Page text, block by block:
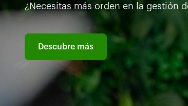
¿Necesitas más orden en la gestión
Descubre más